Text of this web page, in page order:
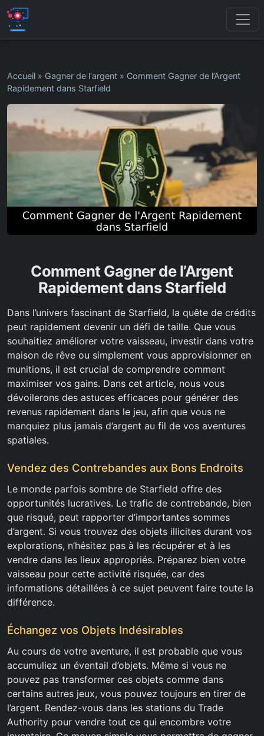
Accueil » Gagner de l'argent » Comment Gagner de l’Argent
Rapidement dans Starfield
Comment Gagner de l’Argent
Rapidement dans Starfield
Dans l’univers fascinant de Starfield, la quête de crédits
peut rapidement devenir un défi de taille. Que vous
souhaitiez améliorer votre vaisseau, investir dans votre
maison de rêve ou simplement vous approvisionner en
munitions, il est crucial de comprendre comment
maximiser vos gains. Dans cet article, nous vous
dévoilerons des astuces efficaces pour générer des
revenus rapidement dans le jeu, afin que vous ne
manquiez plus jamais d’argent au fil de vos aventures
spatiales.
Vendez des Contrebandes aux Bons Endroits
Le monde parfois sombre de Starfield offre des
opportunités lucratives. Le trafic de contrebande, bien
que risqué, peut rapporter d’importantes sommes
d’argent. Si vous trouvez des objets illicites durant vos
explorations, n’hésitez pas à les récupérer et à les
vendre dans les lieux appropriés. Préparez bien votre
vaisseau pour cette activité risquée, car des
informations détaillées à ce sujet peuvent faire toute la
différence.
Échangez vos Objets Indésirables
Au cours de votre aventure, il est probable que vous
accumuliez un éventail d’objets. Même si vous ne
pouvez pas transformer ces objets comme dans
certains autres jeux, vous pouvez toujours en tirer de
l’argent. Rendez-vous dans les stations du Trade
Authority pour vendre tout ce qui encombre votre